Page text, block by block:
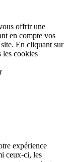
offrir une
en compte vos
En cliquant sur
les cookies
expérience
ceux-ci, les